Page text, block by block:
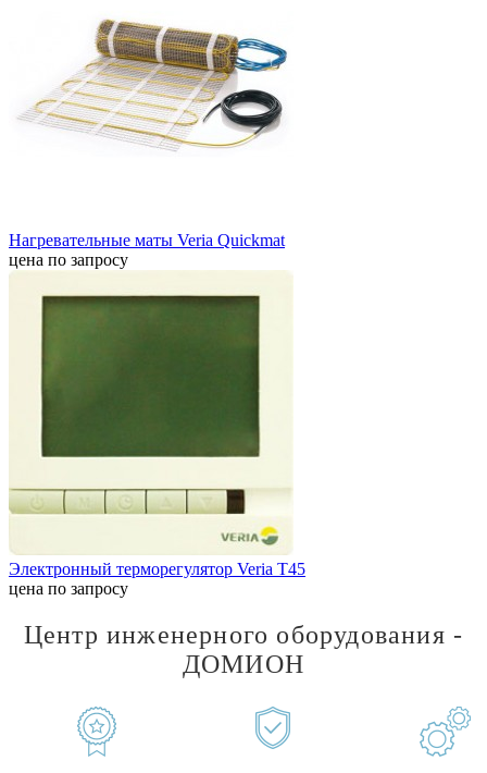
Нагревательные маты Veria Quickmat
цена по запросу
Электронный терморегулятор Veria T45
цена по запросу
Центр инженерного оборудования -
ДОМИОН